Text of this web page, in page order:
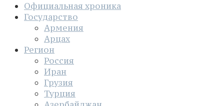
Официальная хроника
Государство
Армения
Арцах
Регион
Россия
Иран
Грузия
Турция